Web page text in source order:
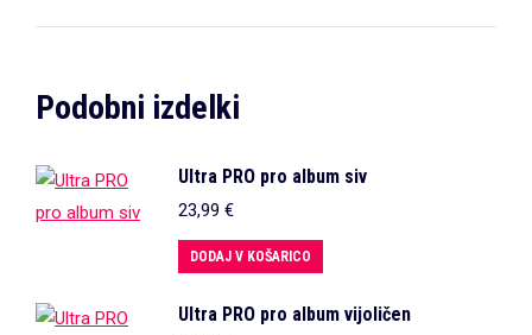
Podobni izdelki
Ultra PRO pro album siv
23,99 €
DODAJ V KOŠARICO
Ultra PRO pro album vijoličen